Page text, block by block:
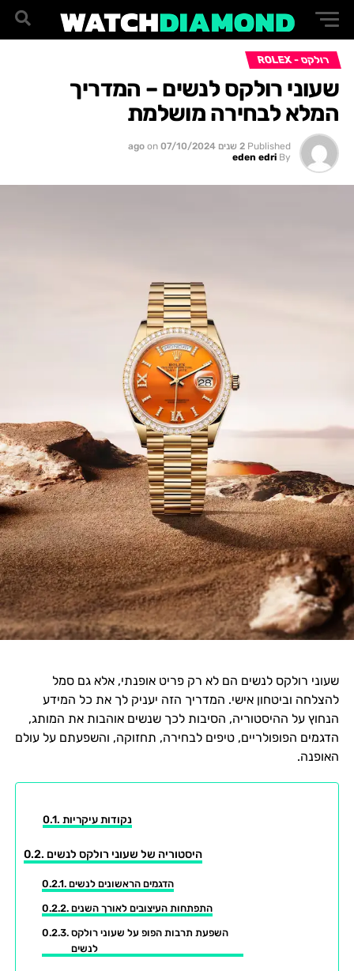
רולקס - ROLEX
שעוני רולקס לנשים – המדריך
המלא לבחירה מושלמת
Published 2 שנים ago on 07/10/2024
By
eden edri
שעוני רולקס לנשים הם לא רק פריט אופנתי, אלא גם סמל
להצלחה וביטחון אישי. המדריך הזה יעניק לך את כל המידע
הנחוץ על ההיסטוריה, הסיבות לכך שנשים אוהבות את המותג,
הדגמים הפופולריים, טיפים לבחירה, תחזוקה, והשפעתם על עולם
האופנה.
נקודות עיקריות
היסטוריה של שעוני רולקס לנשים
הדגמים הראשונים לנשים
התפתחות העיצובים לאורך השנים
השפעת תרבות הפופ על שעוני רולקס
לנשים